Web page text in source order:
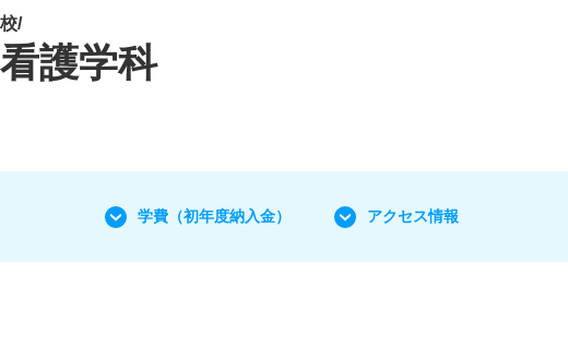
/
護学科
学費 （初年度納入金） アクセス情報